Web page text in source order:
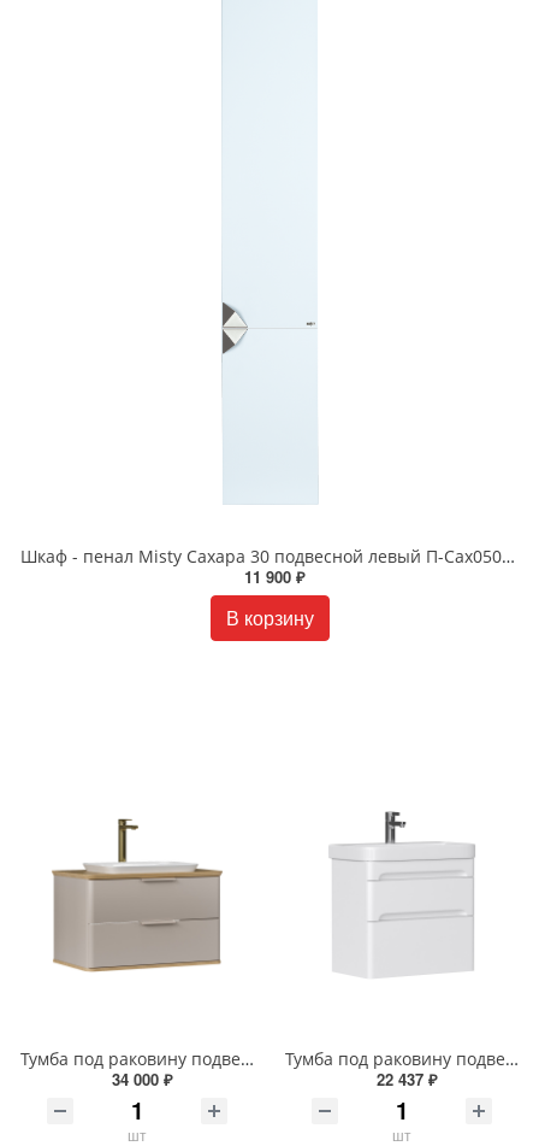
Шкаф - пенал Misty Сахара 30 подвесной левый П-Сах0501-01П
11 900 ₽
В корзину
Тумба под раковину подвесная EQUIL Десерт 80.2Я/Desert 80.2Y с ручками в цвет амарок tpDSRT80.2Y-25R амарок/дуб
34 000 ₽
шт
Тумба под раковину подвесная EQUIL Найс 70 см tpNICE70.2Y-05 белая
22 437 ₽
шт